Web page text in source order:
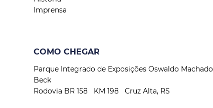
Imprensa
COMO CHEGAR
Parque Integrado de Exposições Oswaldo Machado
Beck
Rodovia BR 158 KM 198 Cruz Alta, RS